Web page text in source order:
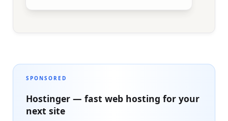
SPONSORED
Hostinger — fast web hosting for your
next site